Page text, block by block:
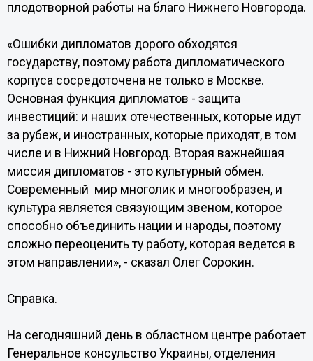
плодотворной работы на благо Нижнего Новгорода.
«Ошибки дипломатов дорого обходятся
государству, поэтому работа дипломатического
корпуса сосредоточена не только в Москве.
Основная функция дипломатов - защита
инвестиций: и наших отечественных, которые идут
за рубеж, и иностранных, которые приходят, в том
числе и в Нижний Новгород. Вторая важнейшая
миссия дипломатов - это культурный обмен.
Современный мир многолик и многообразен, и
культура является связующим звеном, которое
способно объединить нации и народы, поэтому
сложно переоценить ту работу, которая ведется в
этом направлении», - сказал Олег Сорокин.
Справка.
На сегодняшний день в областном центре работает
Генеральное консульство Украины, отделения